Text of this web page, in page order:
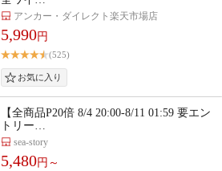
アンカー・ダイレクト楽天市場店
5,990円
(525)
【全商品P20倍 8/4 20:00-8/11 01:59 要エン
トリー…
sea-story
5,480円～